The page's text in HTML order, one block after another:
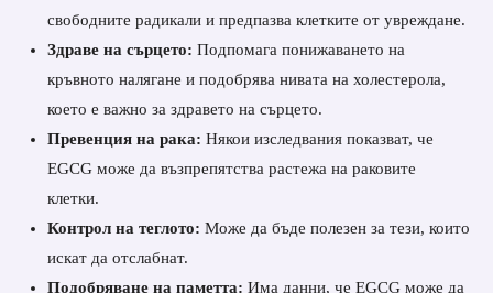
свободните радикали и предпазва клетките от увреждане.
Здраве на сърцето: Подпомага понижаването на
кръвното налягане и подобрява нивата на холестерола,
което е важно за здравето на сърцето.
Превенция на рака: Някои изследвания показват, че
EGCG може да възпрепятства растежа на раковите
клетки.
Контрол на теглото: Може да бъде полезен за тези, които
искат да отслабнат.
Подобряване на паметта: Има данни, че EGCG може да